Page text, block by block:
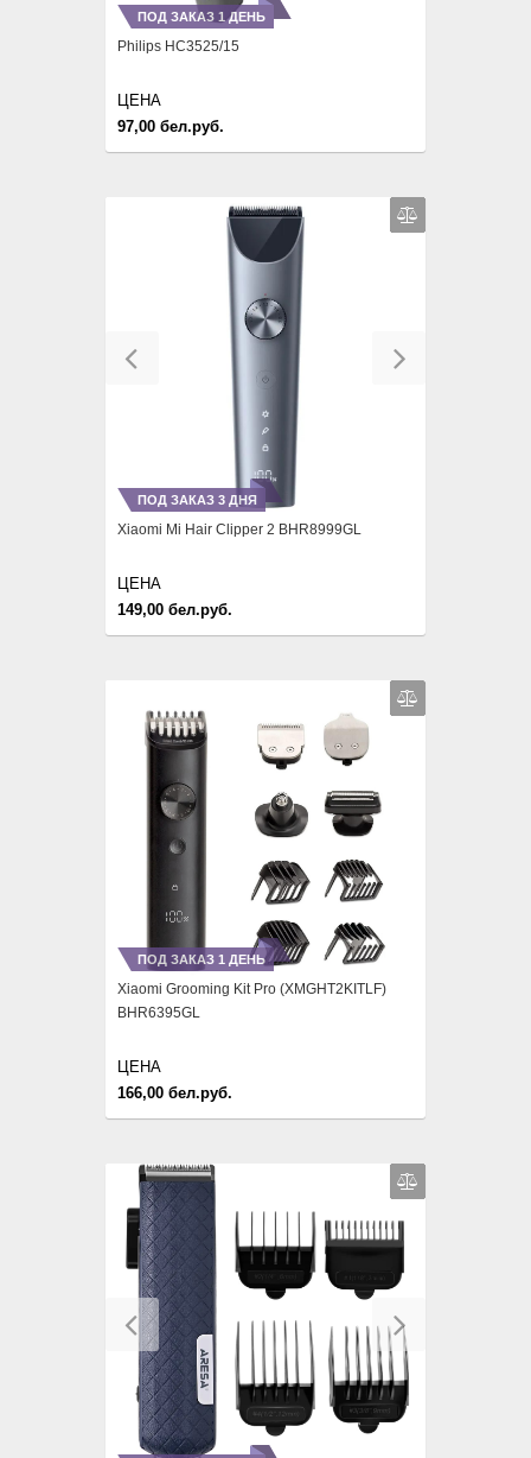
ПОД ЗАКАЗ 1 ДЕНЬ
Philips HC3525/15
97,00 бел.руб.
ЦЕНА
Previous
ПОД ЗАКАЗ 3 ДНЯ
Xiaomi Mi Hair Clipper 2 BHR8999GL
149,00 бел.руб.
ЦЕНА
ПОД ЗАКАЗ 1 ДЕНЬ
Xiaomi Grooming Kit Pro (XMGHT2KITLF)
BHR6395GL
166,00 бел.руб.
ЦЕНА
Previous